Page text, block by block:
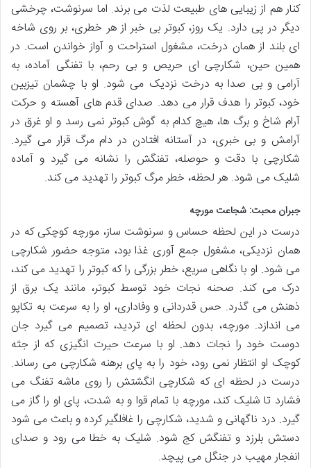
کنار هم از زیبایی های طبیعت لذت می برند. اما سرنوشت، چرخشی
دیگر در پی دارد. یک روز، کبوتر بی خبر از هر خطری، بر روی شاخه
ای بلند از همان درخت، مشغول استراحت و آواز خواندن است. در
همین حین، شکارچی ای حریص و بی رحم، با تفنگی آماده، به
آرامی و بی صدا به درخت نزدیک می شود. او با چشمان تیزبین
خود، کبوتر را هدف قرار می دهد. صدای قدم های آهسته و حرکت
آرام شاخ و برگ ها، هیچ کدام به گوش کبوتر نمی رسد و او غرق در
آرامش و بی خبری، در آستانه افتادن در دام مرگ قرار می گیرد.
شکارچی با دقت و حوصله، تفنگش را نشانه می گیرد و آماده
شلیک می شود. هر لحظه، خطر مرگ کبوتر را تهدید می کند.
جبران محبت: شجاعت مورچه
درست در این لحظه حساس و سرنوشت ساز، مورچه کوچکی که در
همان نزدیکی، مشغول جمع آوری غذا بود، متوجه حضور شکارچی
می شود. او با نگاهی سریع، خطر بزرگی را که کبوتر را تهدید می کند،
درک می کند. صحنه نجات خود توسط کبوتر، مانند یک برق از
ذهنش می گذرد. حس قدردانی و وفاداری، او را به سرعت به تکاپو
می اندازد. مورچه، بدون لحظه ای تردید، تصمیم می گیرد جان
دوست خود را نجات دهد. او با سرعت حیرت انگیزی که از جثه
کوچک او انتظار نمی رود، خود را به پای برهنه شکارچی می رساند.
درست در لحظه ای که شکارچی انگشتش را روی ماشه تفنگ می
فشارد تا شلیک کند، مورچه با تمام قوا و به شدت، پای او را گاز می
گیرد. درد ناگهانی و شدید، شکارچی را غافلگیر کرده و باعث می شود
دستش بلرزد و تفنگش کج شود. شلیک به خطا می رود و صدای
انفجار مهیب در جنگل می پیچد.